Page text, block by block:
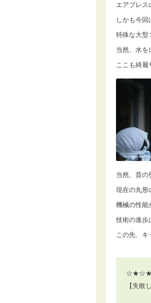
エアブレス
しかも今回
特殊な大型
当然、水を
ここも綺麗
当然、昔の
現在の丸形
機械の性能
技術の進歩
この先、
☆★☆★☆
【失敗